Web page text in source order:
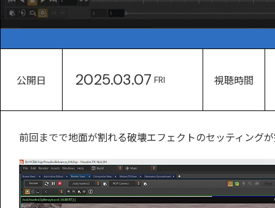
公開日 2025.03.07 FRI 視聴時間
前回までで地面が割れる破壊エフェクトのセッティング